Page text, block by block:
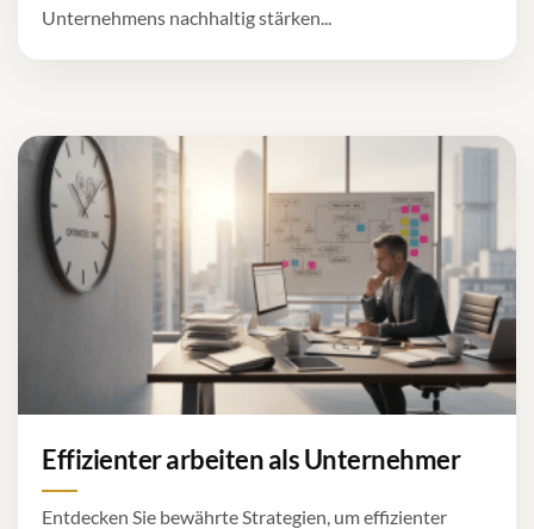
Unternehmens nachhaltig stärken...
Effizienter arbeiten als Unternehmer
Entdecken Sie bewährte Strategien, um effizienter